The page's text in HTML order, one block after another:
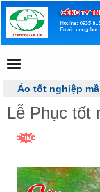
Áo tốt nghiệp
Lễ Phục tốt